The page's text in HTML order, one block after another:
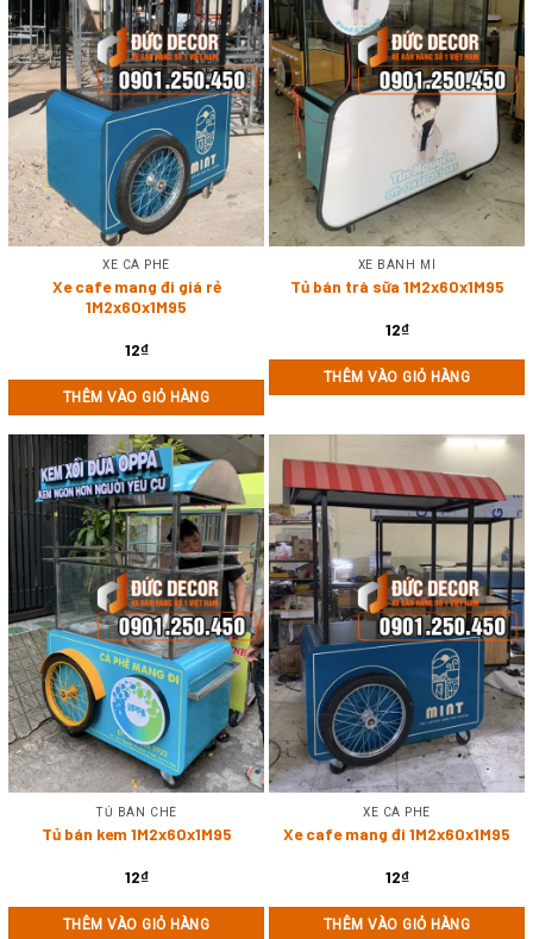
XE CÀ PHÊ
Xe cafe mang đi giá rẻ
1M2x60x1M95
12₫
THÊM VÀO GIỎ HÀNG
XE BÁNH MÌ
Tủ bán trà sữa 1M2x60x1M95
12₫
THÊM VÀO GIỎ HÀNG
TỦ BÁN CHÈ
Tủ bán kem 1M2x60x1M95
12₫
THÊM VÀO GIỎ HÀNG
XE CÀ PHÊ
Xe cafe mang đi 1M2x60x1M95
12₫
THÊM VÀO GIỎ HÀNG